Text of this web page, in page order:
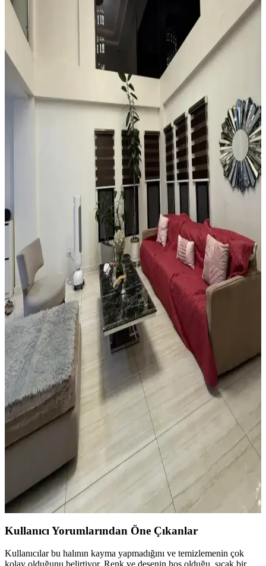
Küçük ve Garip Şekilli Giriş Alanları İçin Dayanıklı
ve Estetik Halı Seçimi Rehberi
Küçük ve garip şekilli girişlerde suya dayanıklı, özel kesim veya
modüler halılarla estetik ve işlevsel çözümler sunulur. Ayakkabı
düzenleyicilerle alan düzeni sağlanır.
Boho Maksimalist Oturma Odası Tasarımında
Bitkiler ve Renklerin Rolü
Boho maksimalist oturma odasında turuncu duvarlar, kültürel
maskeler, canlı bitkiler ve doğru halı seçimiyle sıcak, dengeli ve
estetik bir yaşam alanı oluşturuluyor.
Alan Halısı Seçiminde Mekân Uyumu ve UV
Korumasının Önemi Üzerine Detaylı Rehber
Güneş ışığının zemin üzerindeki zararlarını önlemek için alan halısı
seçimi ve UV engelleyici pencere filmi kullanımı önemlidir. Oval
halılar mekâna uyum sağlar, nemli alanlarda ise suyu tutan tepsiler
tercih edilmelidir.
Yatak Odasında Halı Kullanımı ve Dekorasyon
İpuçlarıyla Mekânın Fonksiyonelliğini Artırma
Yatak odasında halı kullanımı mekâna sıcaklık ve fonksiyonellik
katar. Açık renkli halılar, mobilya düzenlemeleri ve bitkilerle odanın
estetiği ve işlevselliği artırılır.
Vintage Yatakların Yatak Odası Düzenine Etkisi ve
Mekâna Uyum Sağlama Yöntemleri
Vintage yatakların mekâna uyumu, boyut ve yerleşim planlaması ile
renk ve dekorasyon uyumu, kişisel tercihlerle dengelenerek yatak
odasında estetik ve fonksiyonellik sağlanır.
Oturma Odası Dekorasyonunda Büyük Mobilya
Değişikliği Olmadan Mekân Yenileme Yöntemleri
Oturma odasında büyük mobilyalar değiştirilmeden halı seçimi,
mobilya örtüleri, aydınlatma, duvar dekorasyonu ve bitkilerle
mekânın sıcaklığı ve estetiği artırılabilir. Katmanlı aydınlatma ve
yumuşak dokular ortamı tamamlar.
Kullanıcı Yorumlarından Öne Çıkanlar
Kullanıcılar bu halının kayma yapmadığını ve temizlemenin çok